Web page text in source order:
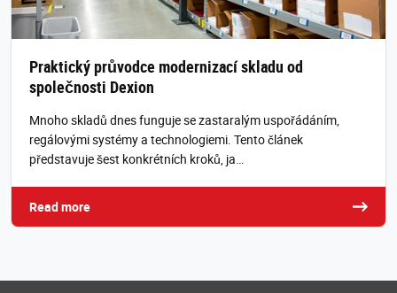
Praktický průvodce modernizací skladu od
společnosti Dexion
Mnoho skladů dnes funguje se zastaralým uspořádáním,
regálovými systémy a technologiemi. Tento článek
představuje šest konkrétních kroků, ja…
Read more